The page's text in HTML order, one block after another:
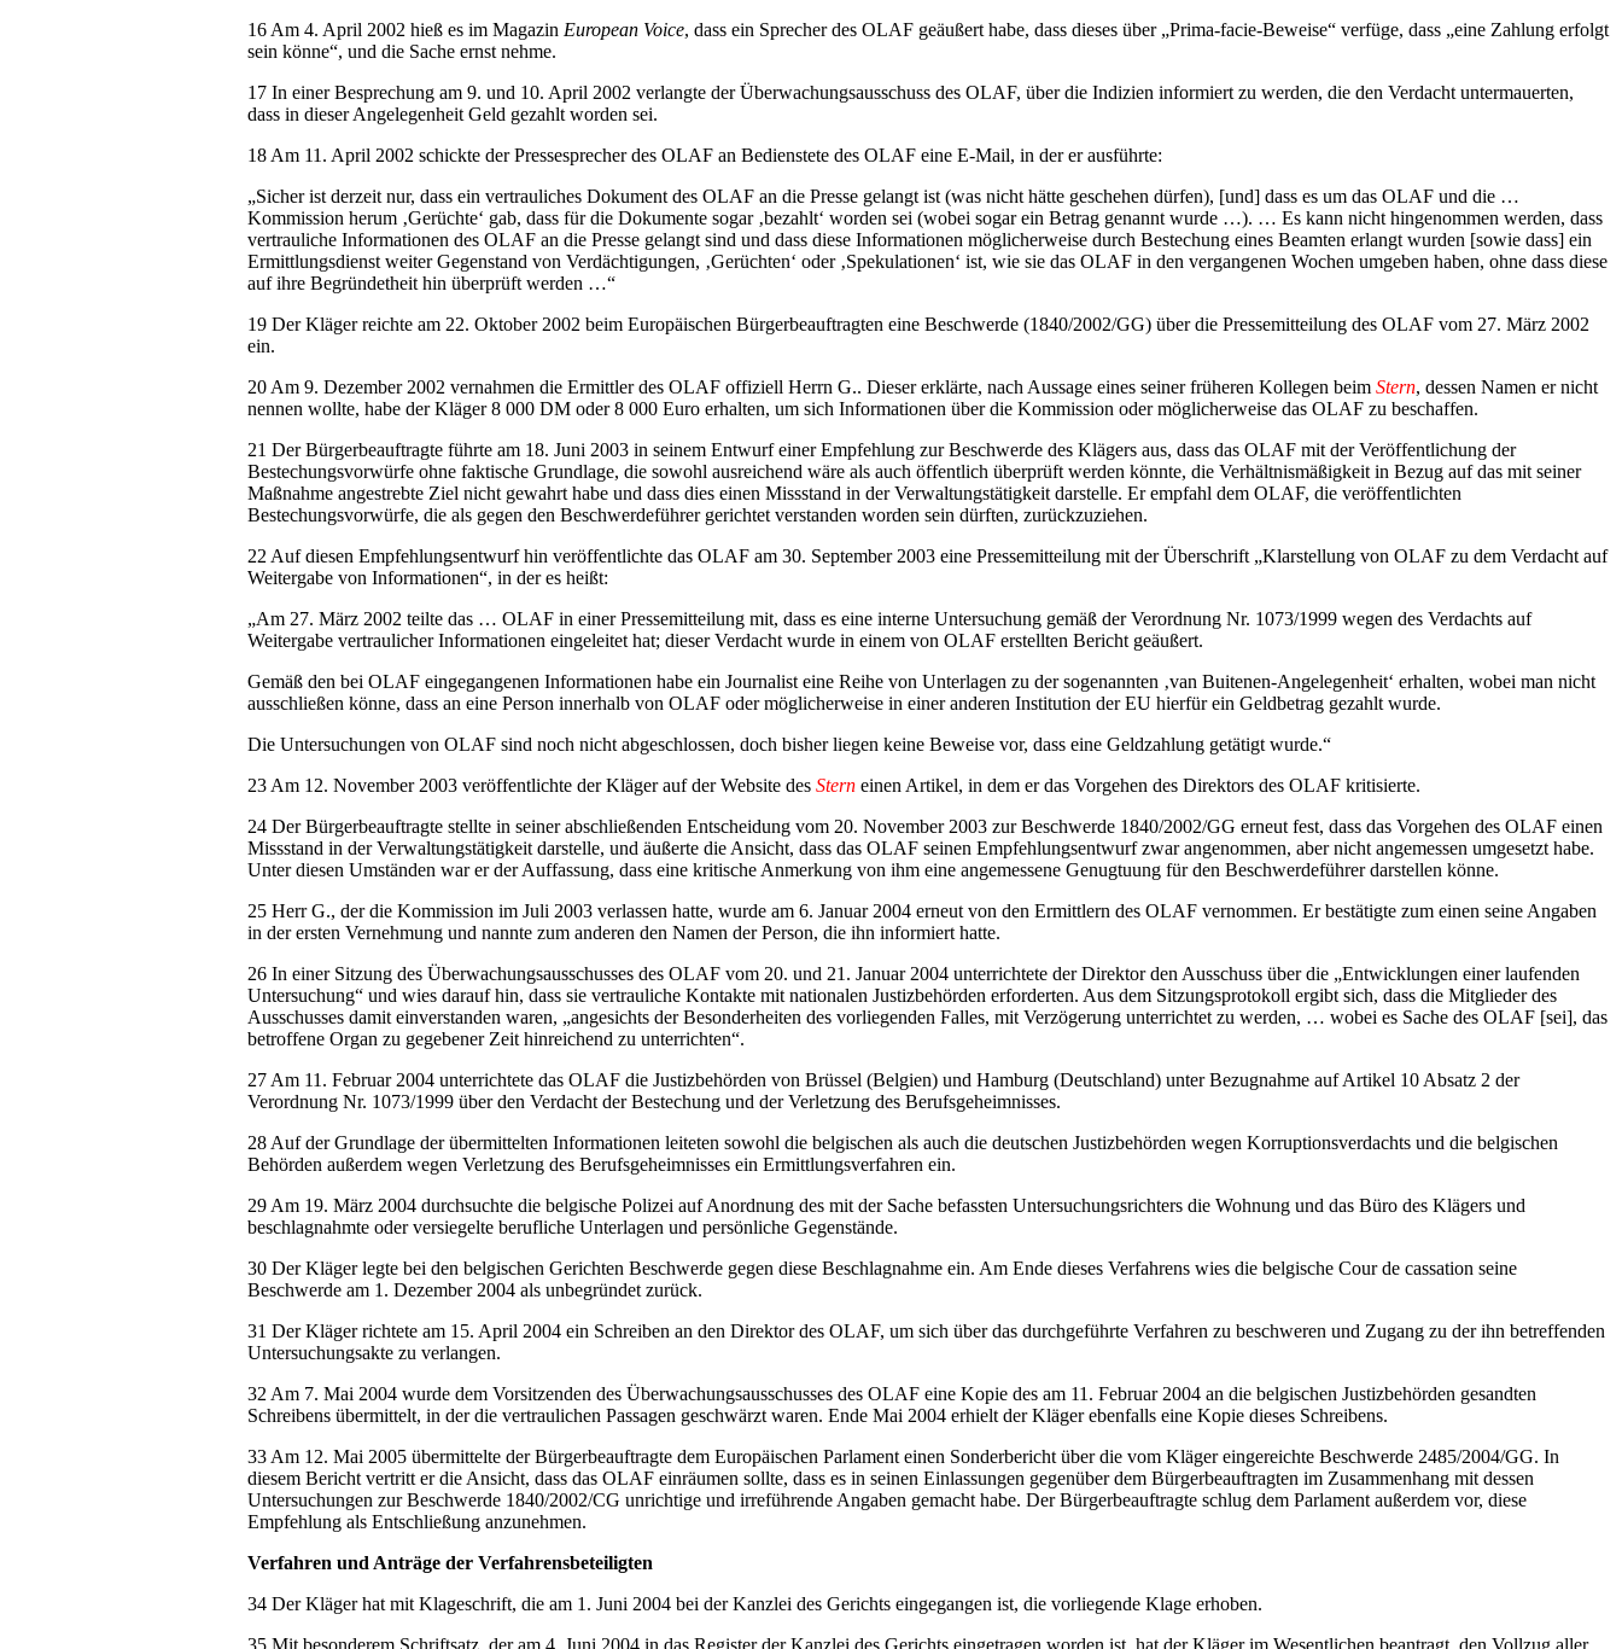
16 Am 4. April 2002 hieß es im Magazin European Voice, dass ein Sprecher des OLAF geäußert habe, dass dieses über „Prima-facie-Beweise“ verfüge, dass „eine Zahlung erfolgt
sein könne“, und die Sache ernst nehme.
17 In einer Besprechung am 9. und 10. April 2002 verlangte der Überwachungsausschuss des OLAF, über die Indizien informiert zu werden, die den Verdacht untermauerten,
dass in dieser Angelegenheit Geld gezahlt worden sei.
18 Am 11. April 2002 schickte der Pressesprecher des OLAF an Bedienstete des OLAF eine E-Mail, in der er ausführte:
„Sicher ist derzeit nur, dass ein vertrauliches Dokument des OLAF an die Presse gelangt ist (was nicht hätte geschehen dürfen), [und] dass es um das OLAF und die …
Kommission herum ‚Gerüchte‘ gab, dass für die Dokumente sogar ‚bezahlt‘ worden sei (wobei sogar ein Betrag genannt wurde …). … Es kann nicht hingenommen werden, dass
vertrauliche Informationen des OLAF an die Presse gelangt sind und dass diese Informationen möglicherweise durch Bestechung eines Beamten erlangt wurden [sowie dass] ein
Ermittlungsdienst weiter Gegenstand von Verdächtigungen, ‚Gerüchten‘ oder ‚Spekulationen‘ ist, wie sie das OLAF in den vergangenen Wochen umgeben haben, ohne dass diese
auf ihre Begründetheit hin überprüft werden …“
19 Der Kläger reichte am 22. Oktober 2002 beim Europäischen Bürgerbeauftragten eine Beschwerde (1840/2002/GG) über die Pressemitteilung des OLAF vom 27. März 2002
ein.
20 Am 9. Dezember 2002 vernahmen die Ermittler des OLAF offiziell Herrn G.. Dieser erklärte, nach Aussage eines seiner früheren Kollegen beim Stern, dessen Namen er nicht
nennen wollte, habe der Kläger 8 000 DM oder 8 000 Euro erhalten, um sich Informationen über die Kommission oder möglicherweise das OLAF zu beschaffen.
21 Der Bürgerbeauftragte führte am 18. Juni 2003 in seinem Entwurf einer Empfehlung zur Beschwerde des Klägers aus, dass das OLAF mit der Veröffentlichung der
Bestechungsvorwürfe ohne faktische Grundlage, die sowohl ausreichend wäre als auch öffentlich überprüft werden könnte, die Verhältnismäßigkeit in Bezug auf das mit seiner
Maßnahme angestrebte Ziel nicht gewahrt habe und dass dies einen Missstand in der Verwaltungstätigkeit darstelle. Er empfahl dem OLAF, die veröffentlichten
Bestechungsvorwürfe, die als gegen den Beschwerdeführer gerichtet verstanden worden sein dürften, zurückzuziehen.
22 Auf diesen Empfehlungsentwurf hin veröffentlichte das OLAF am 30. September 2003 eine Pressemitteilung mit der Überschrift „Klarstellung von OLAF zu dem Verdacht auf
Weitergabe von Informationen“, in der es heißt:
„Am 27. März 2002 teilte das … OLAF in einer Pressemitteilung mit, dass es eine interne Untersuchung gemäß der Verordnung Nr. 1073/1999 wegen des Verdachts auf
Weitergabe vertraulicher Informationen eingeleitet hat; dieser Verdacht wurde in einem von OLAF erstellten Bericht geäußert.
Gemäß den bei OLAF eingegangenen Informationen habe ein Journalist eine Reihe von Unterlagen zu der sogenannten ‚van Buitenen-Angelegenheit‘ erhalten, wobei man nicht
ausschließen könne, dass an eine Person innerhalb von OLAF oder möglicherweise in einer anderen Institution der EU hierfür ein Geldbetrag gezahlt wurde.
Die Untersuchungen von OLAF sind noch nicht abgeschlossen, doch bisher liegen keine Beweise vor, dass eine Geldzahlung getätigt wurde.“
23 Am 12. November 2003 veröffentlichte der Kläger auf der Website des Stern einen Artikel, in dem er das Vorgehen des Direktors des OLAF kritisierte.
24 Der Bürgerbeauftragte stellte in seiner abschließenden Entscheidung vom 20. November 2003 zur Beschwerde 1840/2002/GG erneut fest, dass das Vorgehen des OLAF einen
Missstand in der Verwaltungstätigkeit darstelle, und äußerte die Ansicht, dass das OLAF seinen Empfehlungsentwurf zwar angenommen, aber nicht angemessen umgesetzt habe.
Unter diesen Umständen war er der Auffassung, dass eine kritische Anmerkung von ihm eine angemessene Genugtuung für den Beschwerdeführer darstellen könne.
25 Herr G., der die Kommission im Juli 2003 verlassen hatte, wurde am 6. Januar 2004 erneut von den Ermittlern des OLAF vernommen. Er bestätigte zum einen seine Angaben
in der ersten Vernehmung und nannte zum anderen den Namen der Person, die ihn informiert hatte.
26 In einer Sitzung des Überwachungsausschusses des OLAF vom 20. und 21. Januar 2004 unterrichtete der Direktor den Ausschuss über die „Entwicklungen einer laufenden
Untersuchung“ und wies darauf hin, dass sie vertrauliche Kontakte mit nationalen Justizbehörden erforderten. Aus dem Sitzungsprotokoll ergibt sich, dass die Mitglieder des
Ausschusses damit einverstanden waren, „angesichts der Besonderheiten des vorliegenden Falles, mit Verzögerung unterrichtet zu werden, … wobei es Sache des OLAF [sei], das
betroffene Organ zu gegebener Zeit hinreichend zu unterrichten“.
27 Am 11. Februar 2004 unterrichtete das OLAF die Justizbehörden von Brüssel (Belgien) und Hamburg (Deutschland) unter Bezugnahme auf Artikel 10 Absatz 2 der
Verordnung Nr. 1073/1999 über den Verdacht der Bestechung und der Verletzung des Berufsgeheimnisses.
28 Auf der Grundlage der übermittelten Informationen leiteten sowohl die belgischen als auch die deutschen Justizbehörden wegen Korruptionsverdachts und die belgischen
Behörden außerdem wegen Verletzung des Berufsgeheimnisses ein Ermittlungsverfahren ein.
29 Am 19. März 2004 durchsuchte die belgische Polizei auf Anordnung des mit der Sache befassten Untersuchungsrichters die Wohnung und das Büro des Klägers und
beschlagnahmte oder versiegelte berufliche Unterlagen und persönliche Gegenstände.
30 Der Kläger legte bei den belgischen Gerichten Beschwerde gegen diese Beschlagnahme ein. Am Ende dieses Verfahrens wies die belgische Cour de cassation seine
Beschwerde am 1. Dezember 2004 als unbegründet zurück.
31 Der Kläger richtete am 15. April 2004 ein Schreiben an den Direktor des OLAF, um sich über das durchgeführte Verfahren zu beschweren und Zugang zu der ihn betreffenden
Untersuchungsakte zu verlangen.
32 Am 7. Mai 2004 wurde dem Vorsitzenden des Überwachungsausschusses des OLAF eine Kopie des am 11. Februar 2004 an die belgischen Justizbehörden gesandten
Schreibens übermittelt, in der die vertraulichen Passagen geschwärzt waren. Ende Mai 2004 erhielt der Kläger ebenfalls eine Kopie dieses Schreibens.
33 Am 12. Mai 2005 übermittelte der Bürgerbeauftragte dem Europäischen Parlament einen Sonderbericht über die vom Kläger eingereichte Beschwerde 2485/2004/GG. In
diesem Bericht vertritt er die Ansicht, dass das OLAF einräumen sollte, dass es in seinen Einlassungen gegenüber dem Bürgerbeauftragten im Zusammenhang mit dessen
Untersuchungen zur Beschwerde 1840/2002/CG unrichtige und irreführende Angaben gemacht habe. Der Bürgerbeauftragte schlug dem Parlament außerdem vor, diese
Empfehlung als Entschließung anzunehmen.
Verfahren und Anträge der Verfahrensbeteiligten
34 Der Kläger hat mit Klageschrift, die am 1. Juni 2004 bei der Kanzlei des Gerichts eingegangen ist, die vorliegende Klage erhoben.
35 Mit besonderem Schriftsatz, der am 4. Juni 2004 in das Register der Kanzlei des Gerichts eingetragen worden ist, hat der Kläger im Wesentlichen beantragt, den Vollzug aller